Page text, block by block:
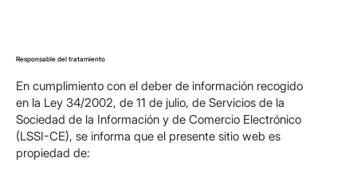
Responsable del tratamiento
En cumplimiento con el deber de información recogido
en la Ley 34/2002, de 11 de julio, de Servicios de la
Sociedad de la Información y de Comercio Electrónico
(LSSI-CE), se informa que el presente sitio web es
propiedad de: